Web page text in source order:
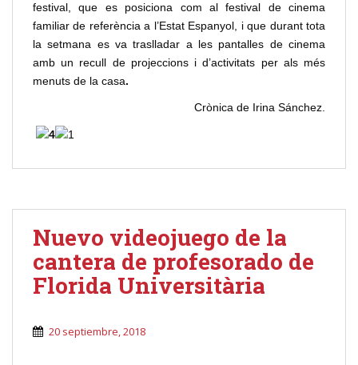
festival, que es posiciona com al festival de cinema
familiar de referència a l’Estat Espanyol, i que durant tota
la setmana es va traslladar a les pantalles de cinema
amb un recull de projeccions i d’activitats per als més
menuts de la casa.
Crònica de Irina Sánchez.
Nuevo videojuego de la
cantera de profesorado de
Florida Universitària
20 septiembre, 2018